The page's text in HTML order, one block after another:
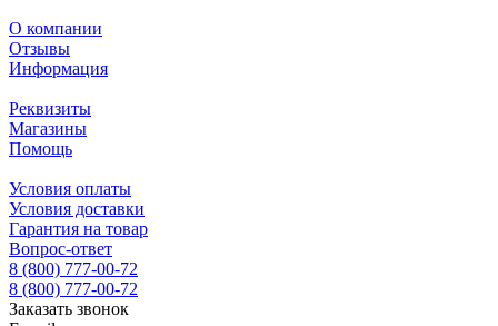
О компании
Отзывы
Информация
Реквизиты
Магазины
Помощь
Условия оплаты
Условия доставки
Гарантия на товар
Вопрос-ответ
8 (800) 777-00-72
8 (800) 777-00-72
Заказать звонок